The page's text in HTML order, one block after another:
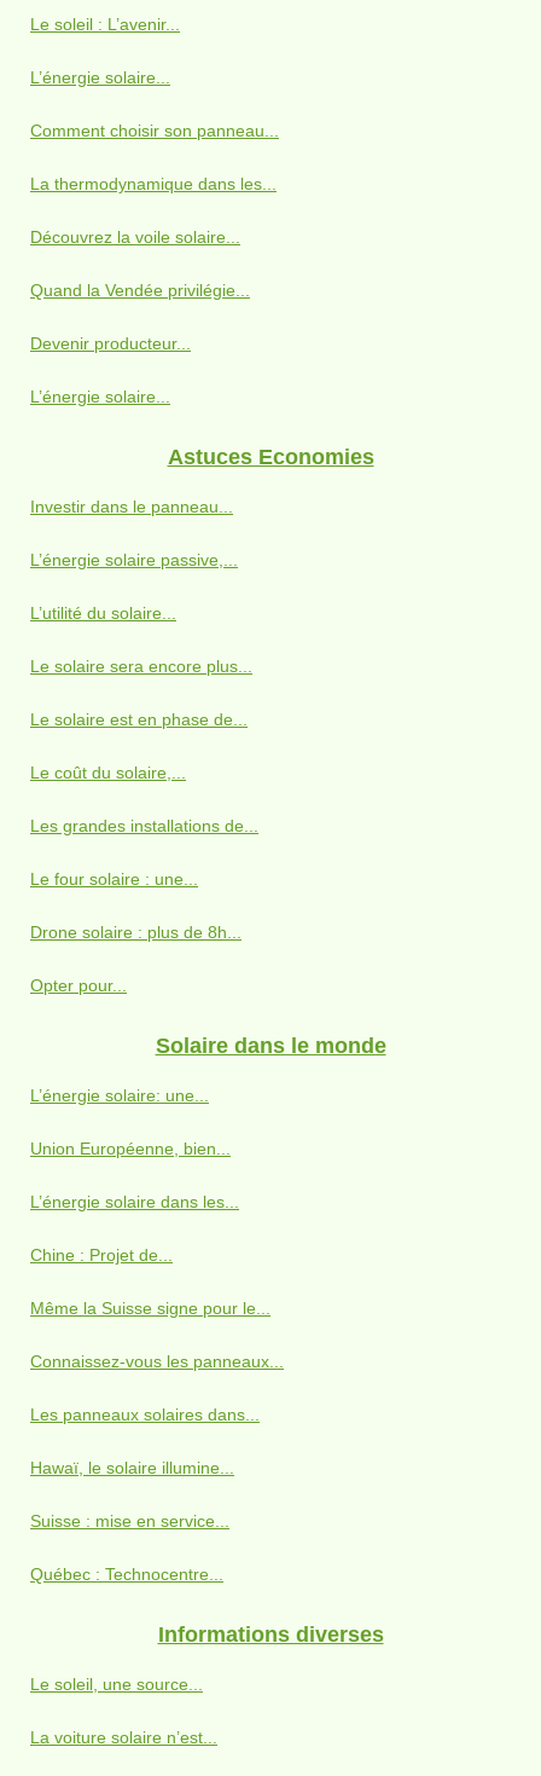
Le soleil : L’avenir...
L’énergie solaire...
Comment choisir son panneau...
La thermodynamique dans les...
Découvrez la voile solaire...
Quand la Vendée privilégie...
Devenir producteur...
L’énergie solaire...
Astuces Economies
Investir dans le panneau...
L’énergie solaire passive,...
L’utilité du solaire...
Le solaire sera encore plus...
Le solaire est en phase de...
Le coût du solaire,...
Les grandes installations de...
Le four solaire : une...
Drone solaire : plus de 8h...
Opter pour...
Solaire dans le monde
L’énergie solaire: une...
Union Européenne, bien...
L’énergie solaire dans les...
Chine : Projet de...
Même la Suisse signe pour le...
Connaissez-vous les panneaux...
Les panneaux solaires dans...
Hawaï, le solaire illumine...
Suisse : mise en service...
Québec : Technocentre...
Informations diverses
Le soleil, une source...
La voiture solaire n’est...